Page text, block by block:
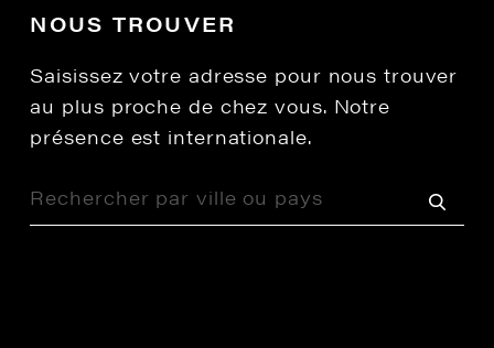
NOUS TROUVER
Saisissez votre adresse pour nous trouver
au plus proche de chez vous. Notre
présence est internationale.